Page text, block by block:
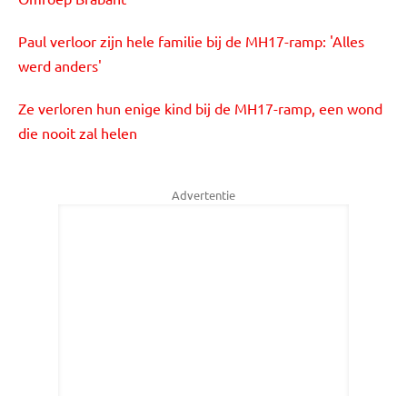
Paul verloor zijn hele familie bij de MH17-ramp: 'Alles
werd anders'
Ze verloren hun enige kind bij de MH17-ramp, een wond
die nooit zal helen
Advertentie